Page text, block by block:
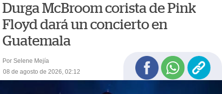
Durga McBroom corista de Pink
Floyd dará un concierto en
Guatemala
Por Selene Mejía
08 de agosto de 2026, 02:12